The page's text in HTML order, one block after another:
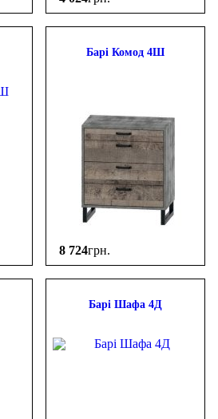
Барі Комод 4Ш
8 724грн.
Барі Шафа 4Д